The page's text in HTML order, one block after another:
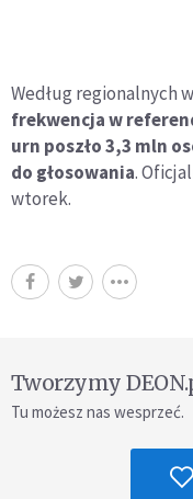
Według regionalnych
frekwencja w
urn poszło 3,3 mln
do głosowania.
wtorek.
Tworzymy
Tu możesz nas wesprzeć.